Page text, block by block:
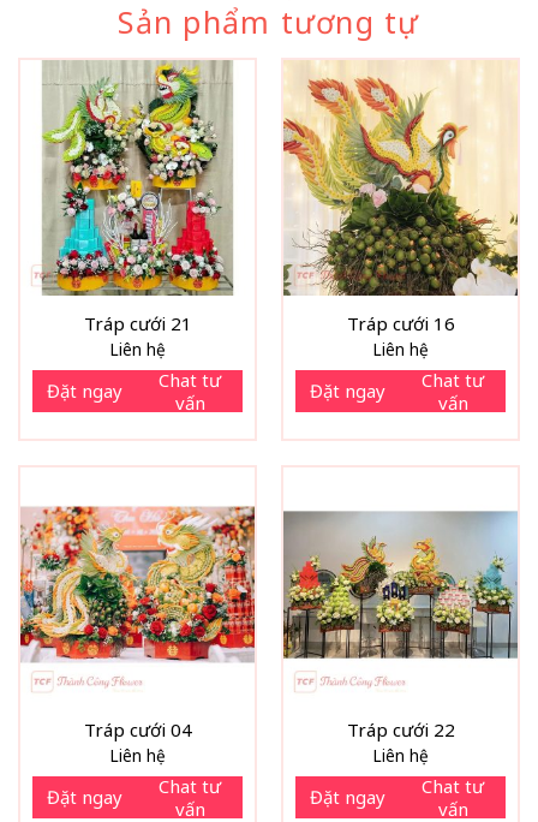
Sản phẩm tương tự
Tráp cưới 21
Liên hệ
Đặt ngay
Chat tư
vấn
Tráp cưới 16
Liên hệ
Đặt ngay
Chat tư
vấn
Tráp cưới 04
Liên hệ
Đặt ngay
Chat tư
vấn
Tráp cưới 22
Liên hệ
Đặt ngay
Chat tư
vấn